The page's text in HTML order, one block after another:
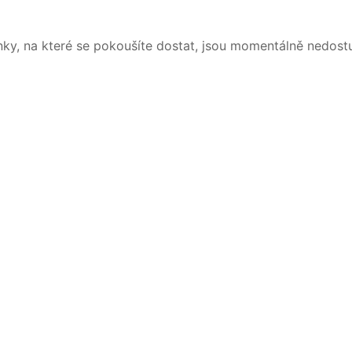
na které se pokoušíte dostat, jsou momentálně